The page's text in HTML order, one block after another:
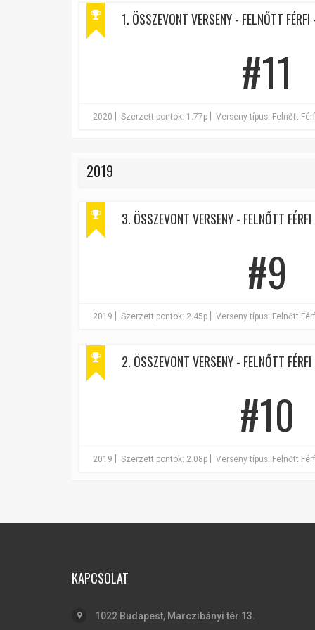
1. ÖSSZEVONT VERSENY - FELNŐTT FÉRFI
#11
2020 Szerzett pontok: 1.77p Verseny típus: Felnőtt
2019
3. ÖSSZEVONT VERSENY - FELNŐTT
#9
2019 Szerzett pontok: 2.45p Verseny típus: Felnőtt
2. ÖSSZEVONT VERSENY - FELNŐTT
#10
2019 Szerzett pontok: 2.08p Verseny típus: Felnőtt
KAPCSOLAT
1022 Budapest, Marczibányi tér 13.